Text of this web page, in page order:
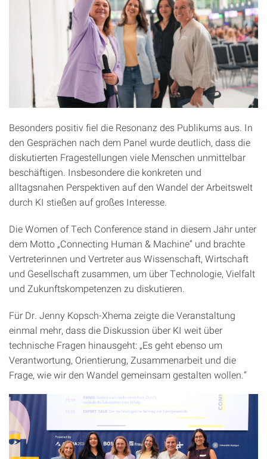
Besonders positiv fiel die Resonanz des Publikums aus. In
den Gesprächen nach dem Panel wurde deutlich, dass die
diskutierten Fragestellungen viele Menschen unmittelbar
beschäftigen. Insbesondere die konkreten und
alltagsnahen Perspektiven auf den Wandel der Arbeitswelt
durch KI stießen auf großes Interesse.
Die Women of Tech Conference stand in diesem Jahr unter
dem Motto „Connecting Human & Machine“ und brachte
Vertreterinnen und Vertreter aus Wissenschaft, Wirtschaft
und Gesellschaft zusammen, um über Technologie, Vielfalt
und Zukunftskompetenzen zu diskutieren.
Für Dr. Jenny Kopsch-Xhema zeigte die Veranstaltung
einmal mehr, dass die Diskussion über KI weit über
technische Fragen hinausgeht: „Es geht ebenso um
Verantwortung, Orientierung, Zusammenarbeit und die
Frage, wie wir den Wandel gemeinsam gestalten wollen.“